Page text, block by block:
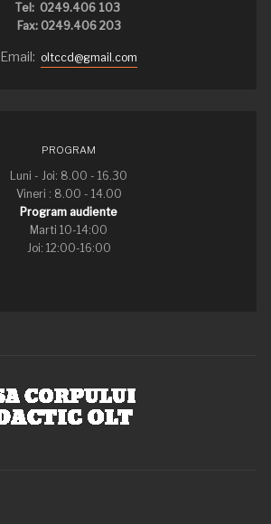
Tel: 0249.406 103
Fax: 0249.406 203
Email: oltccd@gmail.com
PROGRAM
Luni - Joi: 8.00 - 16.30
Vineri : 8.00 - 14.00
Program audiente
Marti 10-14:00
Joi: 12:00-16:00